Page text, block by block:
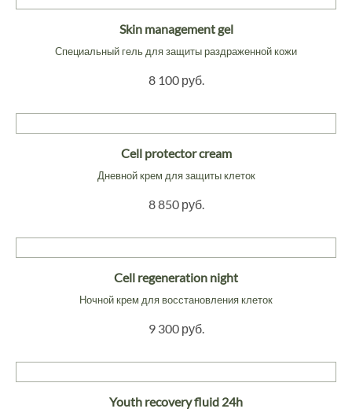
Skin management gel
Специальный гель для защиты раздраженной кожи
8 100 руб.
Cell protector cream
Дневной крем для защиты клеток
8 850 руб.
Cell regeneration night
Ночной крем для восстановления клеток
9 300 руб.
Youth recovery fluid 24h